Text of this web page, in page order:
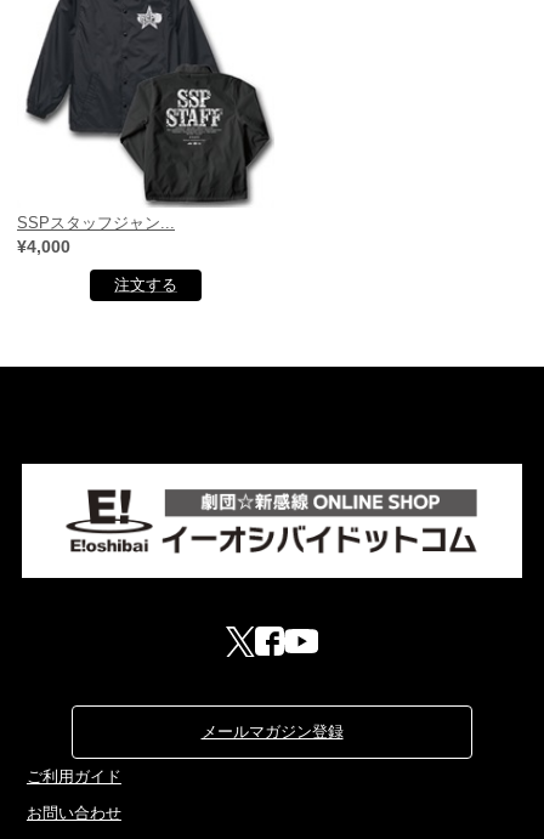
SSPスタッフジャン...
¥4,000
メールマガジン登録
ご利用ガイド
お問い合わせ